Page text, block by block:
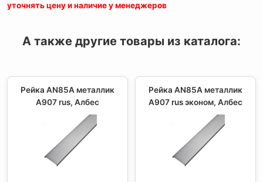
уточнять цену и наличие у менеджеров
А также другие товары из каталога:
Рейка AN85A металлик
А907 rus, Албес
Рейка AN85A металлик
A907 rus эконом, Албес